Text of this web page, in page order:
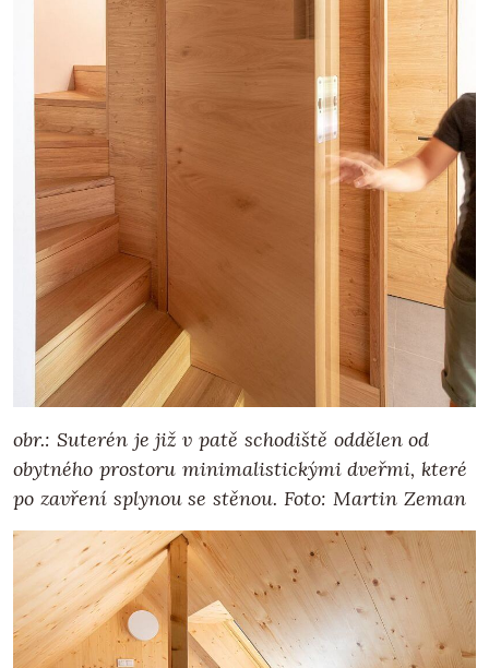
obr.: Suterén je již v patě schodiště oddělen od
obytného prostoru minimalistickými dveřmi, které
po zavření splynou se stěnou. Foto: Martin Zeman